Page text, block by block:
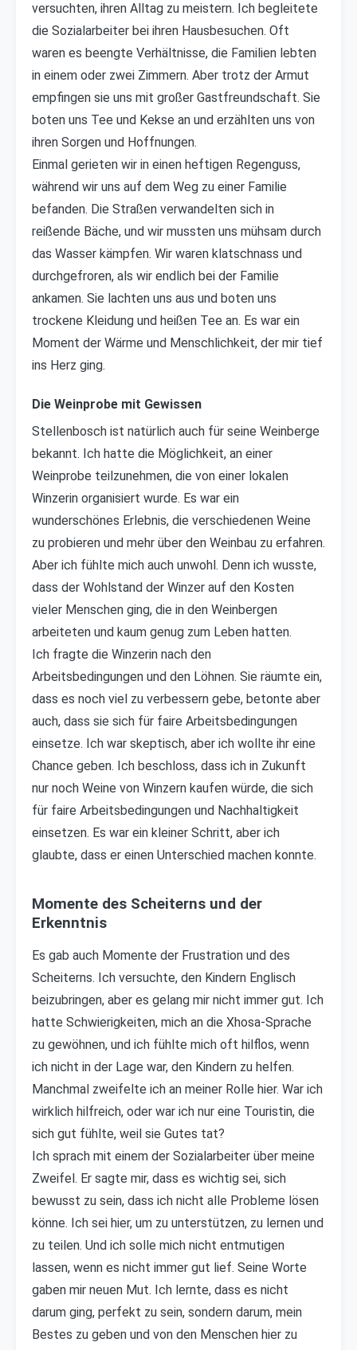
versuchten, ihren Alltag zu meistern. Ich begleitete
die Sozialarbeiter bei ihren Hausbesuchen. Oft
waren es beengte Verhältnisse, die Familien lebten
in einem oder zwei Zimmern. Aber trotz der Armut
empfingen sie uns mit großer Gastfreundschaft. Sie
boten uns Tee und Kekse an und erzählten uns von
ihren Sorgen und Hoffnungen.
Einmal gerieten wir in einen heftigen Regenguss,
während wir uns auf dem Weg zu einer Familie
befanden. Die Straßen verwandelten sich in
reißende Bäche, und wir mussten uns mühsam durch
das Wasser kämpfen. Wir waren klatschnass und
durchgefroren, als wir endlich bei der Familie
ankamen. Sie lachten uns aus und boten uns
trockene Kleidung und heißen Tee an. Es war ein
Moment der Wärme und Menschlichkeit, der mir tief
ins Herz ging.
Die Weinprobe mit Gewissen
Stellenbosch ist natürlich auch für seine Weinberge
bekannt. Ich hatte die Möglichkeit, an einer
Weinprobe teilzunehmen, die von einer lokalen
Winzerin organisiert wurde. Es war ein
wunderschönes Erlebnis, die verschiedenen Weine
zu probieren und mehr über den Weinbau zu erfahren.
Aber ich fühlte mich auch unwohl. Denn ich wusste,
dass der Wohlstand der Winzer auf den Kosten
vieler Menschen ging, die in den Weinbergen
arbeiteten und kaum genug zum Leben hatten.
Ich fragte die Winzerin nach den
Arbeitsbedingungen und den Löhnen. Sie räumte ein,
dass es noch viel zu verbessern gebe, betonte aber
auch, dass sie sich für faire Arbeitsbedingungen
einsetze. Ich war skeptisch, aber ich wollte ihr eine
Chance geben. Ich beschloss, dass ich in Zukunft
nur noch Weine von Winzern kaufen würde, die sich
für faire Arbeitsbedingungen und Nachhaltigkeit
einsetzen. Es war ein kleiner Schritt, aber ich
glaubte, dass er einen Unterschied machen konnte.
Momente des Scheiterns und der
Erkenntnis
Es gab auch Momente der Frustration und des
Scheiterns. Ich versuchte, den Kindern Englisch
beizubringen, aber es gelang mir nicht immer gut. Ich
hatte Schwierigkeiten, mich an die Xhosa-Sprache
zu gewöhnen, und ich fühlte mich oft hilflos, wenn
ich nicht in der Lage war, den Kindern zu helfen.
Manchmal zweifelte ich an meiner Rolle hier. War ich
wirklich hilfreich, oder war ich nur eine Touristin, die
sich gut fühlte, weil sie Gutes tat?
Ich sprach mit einem der Sozialarbeiter über meine
Zweifel. Er sagte mir, dass es wichtig sei, sich
bewusst zu sein, dass ich nicht alle Probleme lösen
könne. Ich sei hier, um zu unterstützen, zu lernen und
zu teilen. Und ich solle mich nicht entmutigen
lassen, wenn es nicht immer gut lief. Seine Worte
gaben mir neuen Mut. Ich lernte, dass es nicht
darum ging, perfekt zu sein, sondern darum, mein
Bestes zu geben und von den Menschen hier zu